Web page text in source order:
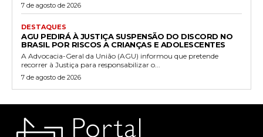
7 de agosto de 2026
DESTAQUES
AGU PEDIRÁ À JUSTIÇA SUSPENSÃO DO DISCORD NO
BRASIL POR RISCOS A CRIANÇAS E ADOLESCENTES
A Advocacia-Geral da União (AGU) informou que pretende
recorrer à Justiça para responsabilizar o...
7 de agosto de 2026